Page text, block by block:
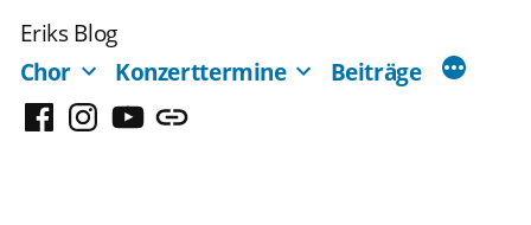
Inhalt
springen
Eriks Blog
Chor
Konzerttermine Beiträge
FacebookInstagram
YouTubeMastodon